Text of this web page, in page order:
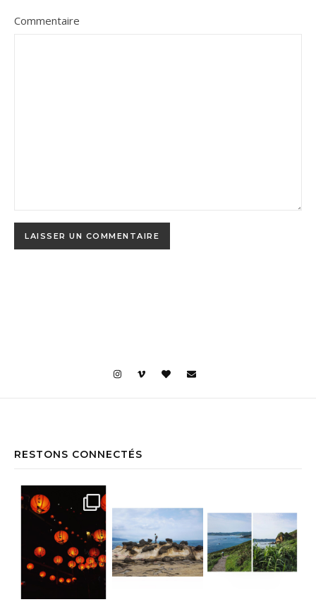
Commentaire
RESTONS CONNECTÉS